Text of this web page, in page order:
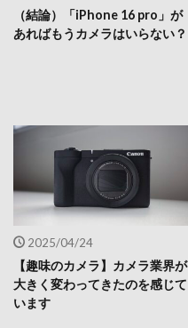
（結論）「iPhone 16 pro」が
あればもうカメラはいらない？
2025/04/24
【趣味のカメラ】カメラ業界が
大きく変わってきたのを感じて
います